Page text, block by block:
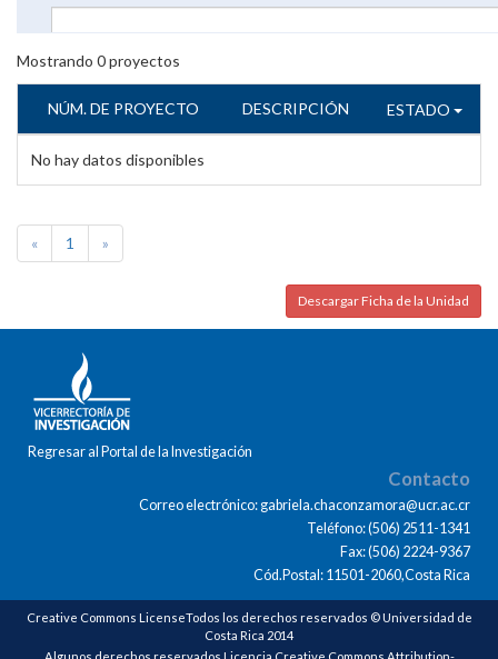
Mostrando 0proyectos
NÚM. DE PROYECTO DESCRIPCIÓN ESTADO
No hay datos disponibles
« 1 »
Descargar Ficha de la Unidad
Regresar al Portal de la Investigación
Contacto
Correo electrónico: gabriela.chaconzamora@ucr.ac.cr
Teléfono: (506) 2511-1341
Fax: (506) 2224-9367
Cód.Postal: 11501-2060,Costa Rica
Creative Commons LicenseTodos los derechos reservados © Universidad de
Costa Rica 2014